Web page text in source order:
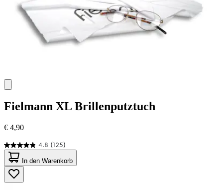
Fielmann XL Brillenputztuch
€ 4,90
4.8 (125)
4.8
von
5
Sternen.
125
In den Warenkorb